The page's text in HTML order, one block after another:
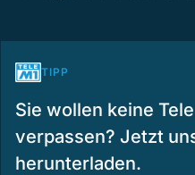
TIPP
Sie wollen keine
verpassen? Jetzt
herunterladen.